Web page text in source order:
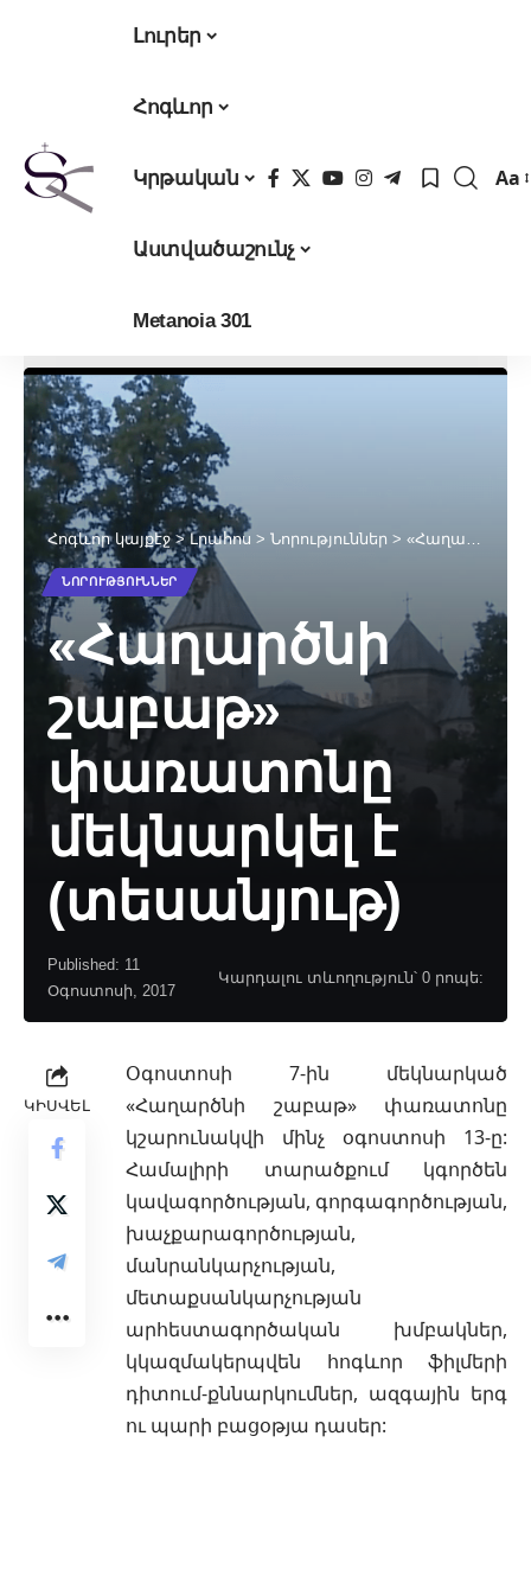
Լուրեր
Հոգևոր
Կրթական
Աստվածաշունչ
Metanoia 301
Aa
Հոգևոր կայքէջ>Լրահոս > Նորություններ > «Հաղարծնի շաբաթ» փառատոնը մեկնարկել է (տեսանյութ)
ՆՈՐՈՒԹՅՈՒՆՆԵՐ
«Հաղարծնի
շաբաթ»
փառատոնը
մեկնարկել է
(տեսանյութ)
Published: 11
Օգոստոսի, 2017
Կարդալու տևողություն՝ 0 րոպե:
ԿԻՍՎԵԼ
Օգոստոսի 7-ին մեկնարկած
«Հաղարծնի շաբաթ» փառատոնը
կշարունակվի մինչ օգոստոսի 13-ը:
Համալիրի տարածքում կգործեն
կավագործության, գորգագործության,
խաչքարագործության,
մանրանկարչության,
մետաքսանկարչության
արհեստագործական խմբակներ,
կկազմակերպվեն հոգևոր ֆիլմերի
դիտում-քննարկումներ, ազգային երգ
ու պարի բացօթյա դասեր: